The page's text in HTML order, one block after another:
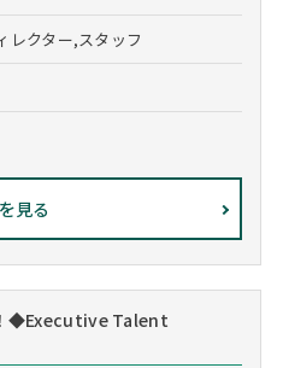
レクター,スタッフ
見る
◆Executive Talent